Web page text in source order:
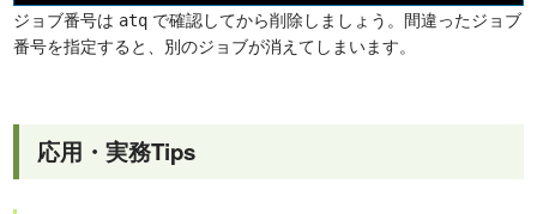
ジョブ番号は atq で確認してから削除しましょう。間違ったジョブ
番号を指定すると、別のジョブが消えてしまいます。
応用・実務Tips